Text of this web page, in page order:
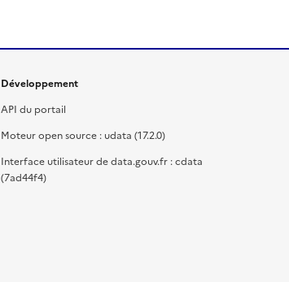
Développement
API du portail
Moteur open source : udata (17.2.0)
Interface utilisateur de data.gouv.fr : cdata
(7ad44f4)